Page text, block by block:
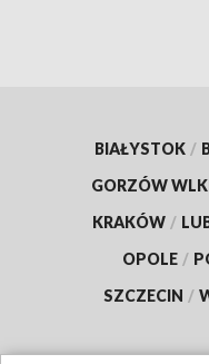
BIAŁYSTOK /
GORZÓW
KRAKÓW /
OPOLE /
SZCZECIN /